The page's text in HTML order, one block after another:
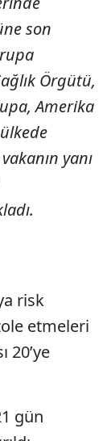
son
Örgütü,
Amerika
yanı
risk
etmeleri
20’ye
gün